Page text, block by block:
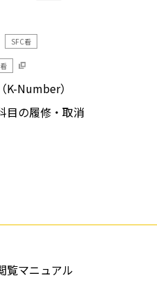
SFC看
Number）
目の履修・取消
覧マニュアル